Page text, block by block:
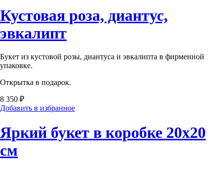
Кустовая роза, диантус,
эвкалипт
Букет из кустовой розы, диантуса и эвкалипта в фирменной
упаковке.
Открытка в подарок.
8 350 ₽
Добавить в избранное
Яркий букет в коробке 20х20
см